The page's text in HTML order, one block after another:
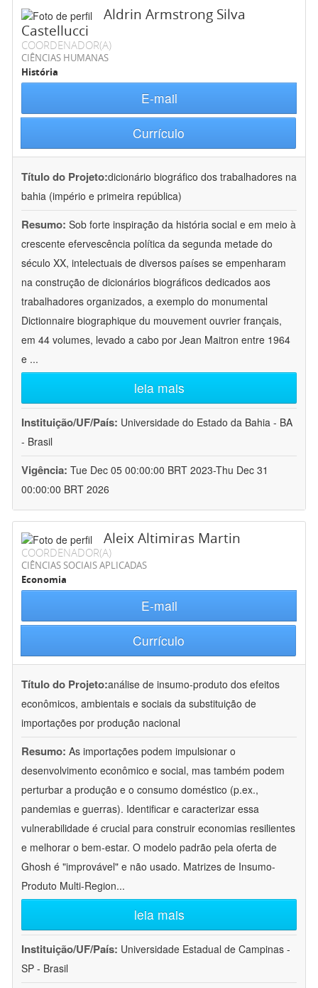
Aldrin Armstrong Silva
Castellucci
COORDENADOR(A)
CIÊNCIAS HUMANAS
História
E-mail
Currículo
Título do Projeto:dicionário biográfico dos trabalhadores na
bahia (império e primeira república)
Resumo: Sob forte inspiração da história social e em meio à
crescente efervescência política da segunda metade do
século XX, intelectuais de diversos países se empenharam
na construção de dicionários biográficos dedicados aos
trabalhadores organizados, a exemplo do monumental
Dictionnaire biographique du mouvement ouvrier français,
em 44 volumes, levado a cabo por Jean Maitron entre 1964
e ...
leia mais
Instituição/UF/País: Universidade do Estado da Bahia - BA
- Brasil
Vigência: Tue Dec 05 00:00:00 BRT 2023-Thu Dec 31
00:00:00 BRT 2026
Aleix Altimiras Martin
COORDENADOR(A)
CIÊNCIAS SOCIAIS APLICADAS
Economia
E-mail
Currículo
Título do Projeto:análise de insumo-produto dos efeitos
econômicos, ambientais e sociais da substituição de
importações por produção nacional
Resumo: As importações podem impulsionar o
desenvolvimento econômico e social, mas também podem
perturbar a produção e o consumo doméstico (p.ex.,
pandemias e guerras). Identificar e caracterizar essa
vulnerabilidade é crucial para construir economias resilientes
e melhorar o bem-estar. O modelo padrão pela oferta de
Ghosh é "improvável" e não usado. Matrizes de Insumo-
Produto Multi-Region...
leia mais
Instituição/UF/País: Universidade Estadual de Campinas -
SP - Brasil